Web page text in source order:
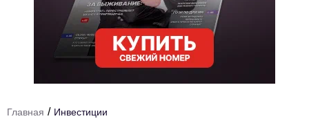
Ниши и рынки
Технологии и тренды
Главная / Инвестиции